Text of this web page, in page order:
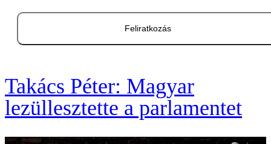
Feliratkozás
Takács Péter: Magyar
lezüllesztette a parlamentet